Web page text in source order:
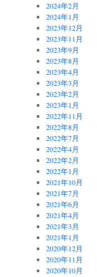
2024年2月
2024年1月
2023年12月
2023年11月
2023年9月
2023年8月
2023年4月
2023年3月
2023年2月
2023年1月
2022年11月
2022年8月
2022年7月
2022年4月
2022年2月
2022年1月
2021年10月
2021年7月
2021年6月
2021年4月
2021年3月
2021年1月
2020年12月
2020年11月
2020年10月